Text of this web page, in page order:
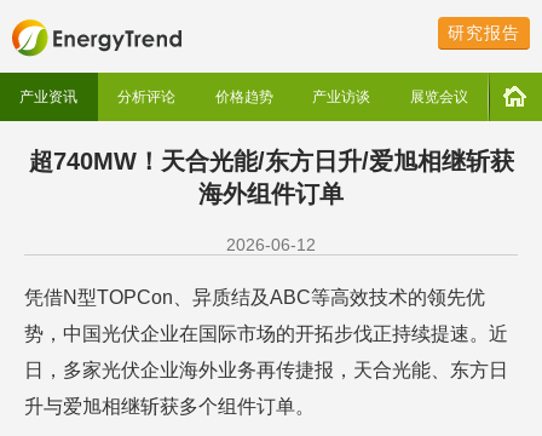
研究报告
产业资讯 分析评论 价格趋势 产业访谈 展览会议
超740MW！天合光能/东方日升/爱旭相继斩获
海外组件订单
2026-06-12
凭借N型TOPCon、异质结及ABC等高效技术的领先优
势，中国光伏企业在国际市场的开拓步伐正持续提速。近
日，多家光伏企业海外业务再传捷报，天合光能、东方日
升与爱旭相继斩获多个组件订单。